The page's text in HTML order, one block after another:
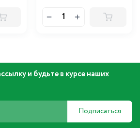
и будьте в курсе наших
Подписаться